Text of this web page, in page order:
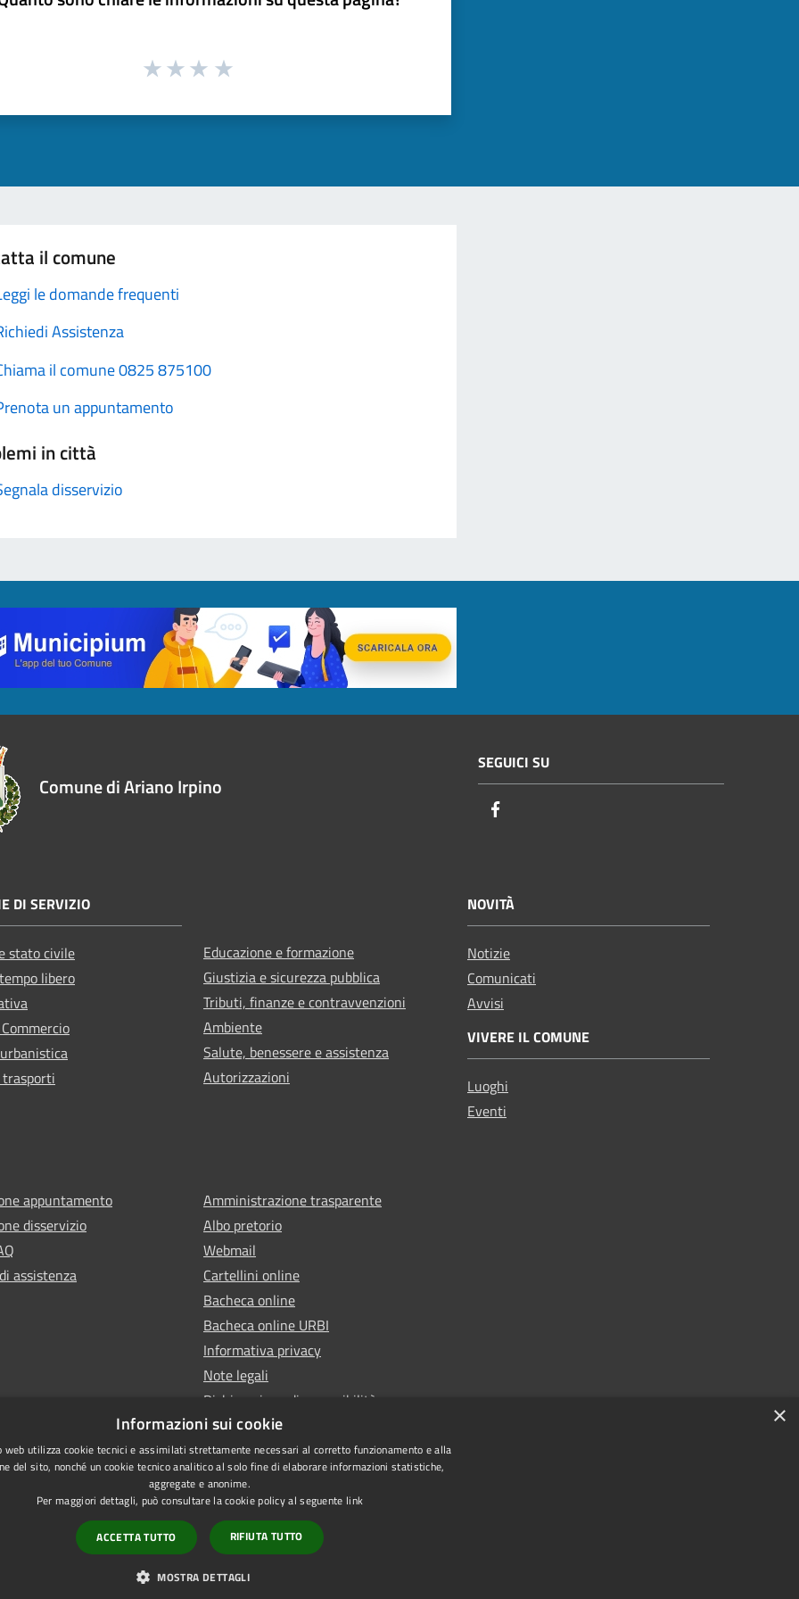
il comune
le domande frequenti
Assistenza
il comune 0825 875100
un appuntamento
in città
disservizio
Comune di Ariano Irpino
SEGUICI SU
DI SERVIZIO
stato civile
libero
Educazione e formazione
Giustizia e sicurezza pubblica
Tributi, finanze e contravvenzioni
Ambiente
Salute, benessere e assistenza
Autorizzazioni
NOVITÀ
Notizie
Comunicati
Avvisi
VIVERE IL COMUNE
Luoghi
Eventi
appuntamento
disservizio
assistenza
Amministrazione trasparente
Albo pretorio
Webmail
Cartellini online
Bacheca online
Bacheca online URBI
Informativa privacy
Note legali
Dichiarazione di accessibilità
×
Informazioni sui cookie
web utilizza cookie tecnici e assimilati strettamente necessari al corretto funzionamento e alla
del sito, nonché un cookie tecnico analitico al solo fine di elaborare informazioni statistiche,
aggregate e anonime.
Per maggiori dettagli, può consultare la cookie policy al seguente link
ACCETTA TUTTO RIFIUTA TUTTO
MOSTRA DETTAGLI